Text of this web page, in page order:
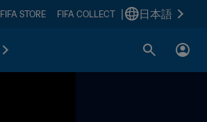
FIFA STORE FIFA COLLECT 日本語